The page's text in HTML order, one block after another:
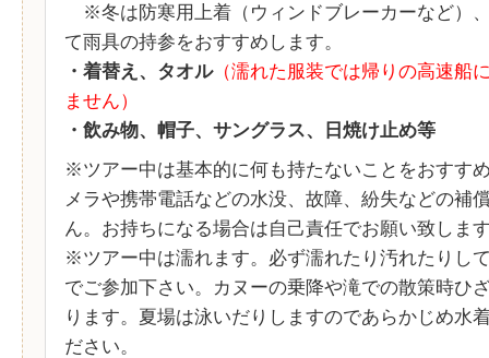
※冬は防寒用上着（ウィンドブレーカーなど）
て雨具の持参をおすすめします。
・着替え、タオル（濡れた服装では帰りの高速船
ません）
・飲み物、帽子、サングラス、日焼け止め等
※ツアー中は基本的に何も持たないことをおすす
メラや携帯電話などの水没、故障、紛失などの補
ん。お持ちになる場合は自己責任でお願い致しま
※ツアー中は濡れます。必ず濡れたり汚れたりし
でご参加下さい。カヌーの乗降や滝での散策時ひ
ります。夏場は泳いだりしますのであらかじめ水
ださい。